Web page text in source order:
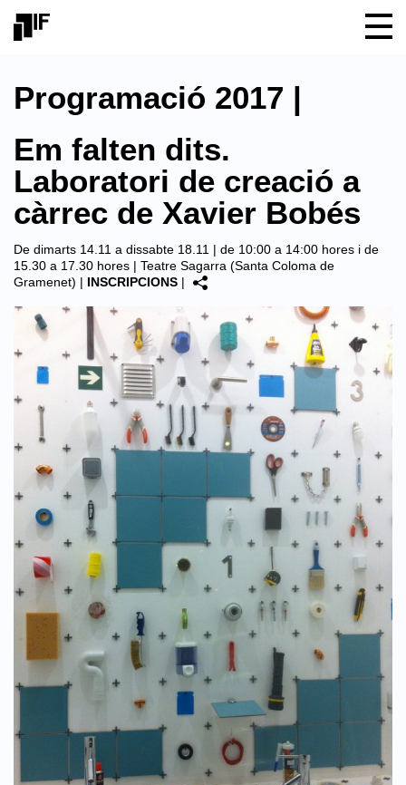
Programació 2017 |
Em falten dits.
Laboratori de creació a
càrrec de Xavier Bobés
De dimarts 14.11 a dissabte 18.11 | de 10:00 a 14:00 hores i de
15.30 a 17.30 hores | Teatre Sagarra (Santa Coloma de
Gramenet) | INSCRIPCIONS |